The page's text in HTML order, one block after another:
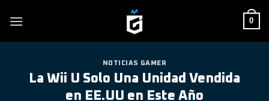
0
NOTICIAS GAMER
La Wii U Solo Una Unidad Vendida
en EE.UU en Este Año